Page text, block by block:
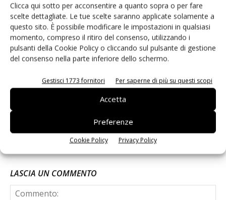
Clicca qui sotto per acconsentire a quanto sopra o per fare
scelte dettagliate. Le tue scelte saranno applicate solamente a
questo sito. È possibile modificare le impostazioni in qualsiasi
momento, compreso il ritiro del consenso, utilizzando i
pulsanti della Cookie Policy o cliccando sul pulsante di gestione
del consenso nella parte inferiore dello schermo.
Gestisci 1773 fornitori Per saperne di più su questi scopi
Accetta
Preferenze
Cookie Policy Privacy Policy
volumi raddoppiati
Andamento prezzi ortofrutta in Italia al
27 luglio 2026
Ondine cresce del 64% in Europa e
rafforza la presenza in oltre 70 insegne
LASCIA UN COMMENTO